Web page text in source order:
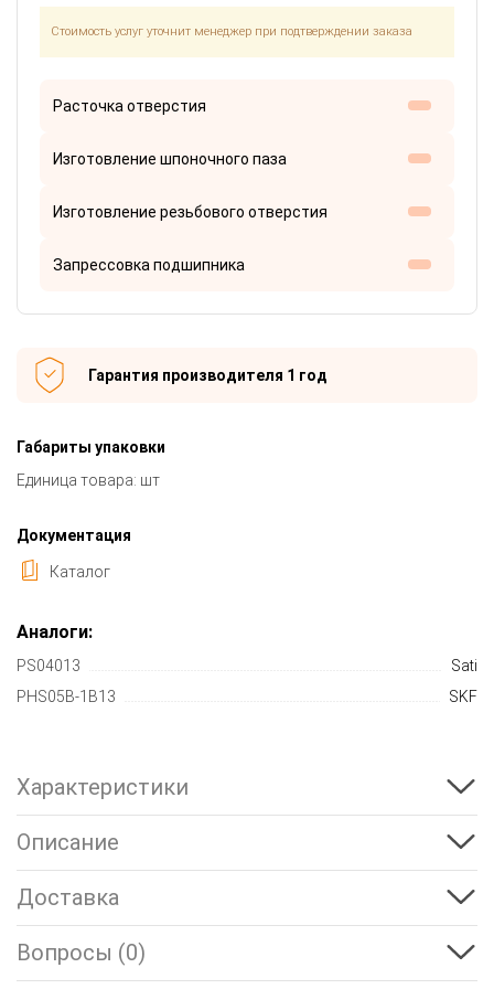
Стоимость услуг уточнит менеджер при подтверждении заказа
Расточка отверстия
Изготовление шпоночного паза
Изготовление резьбового отверстия
Запрессовка подшипника
Гарантия производителя 1 год
Габариты упаковки
Единица товара: шт
Документация
Каталог
Аналоги:
PS04013
Sati
PHS05B-1B13
SKF
Характеристики
Описание
Доставка
Вопросы (0)